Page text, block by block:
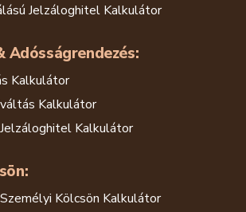
Jelzáloghitel Kalkulátor
Adósságrendezés:
Kalkulátor
Kalkulátor
Kalkulátor
Kölcsön Kalkulátor